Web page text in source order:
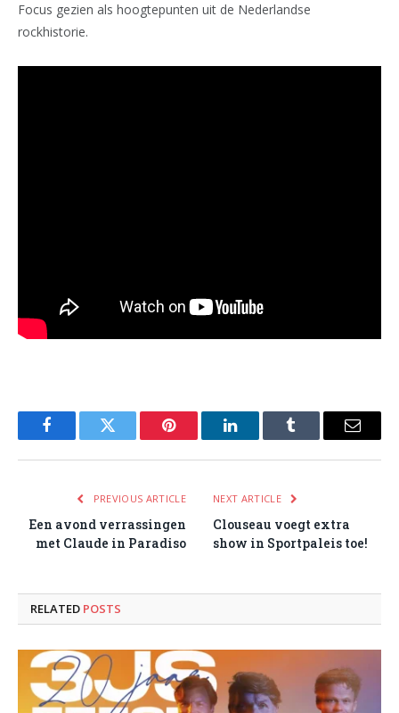
Focus gezien als hoogtepunten uit de Nederlandse
rockhistorie.
FacebookTwitter Pinterest LinkedInTumblr Email
PREVIOUS ARTICLE
Een avond verrassingen
met Claude in Paradiso
NEXT ARTICLE
Clouseau voegt extra
show in Sportpaleis toe!
RELATED POSTS